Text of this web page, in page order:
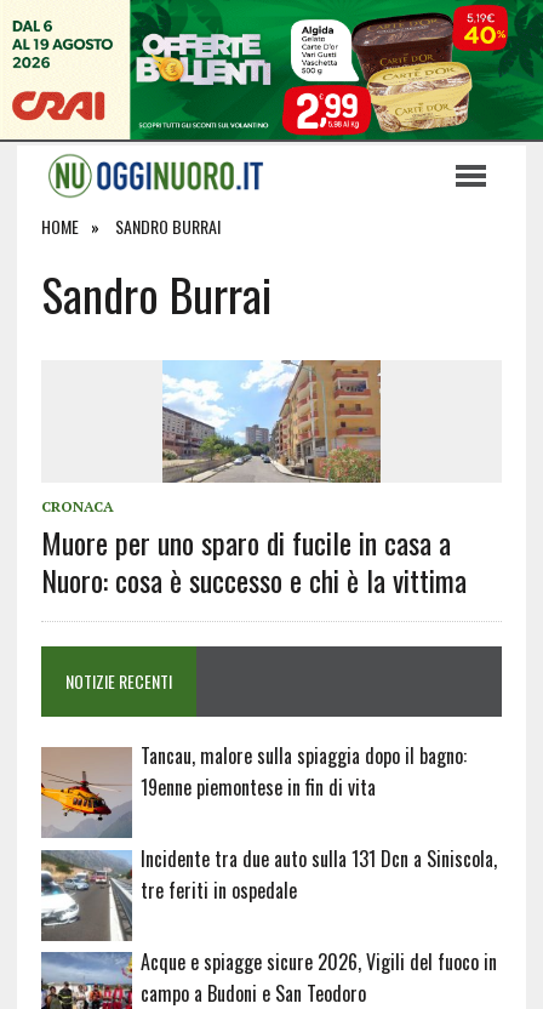
HOME SANDRO BURRAI
Sandro Burrai
CRONACA
Muore per uno sparo di fucile in casa a
Nuoro: cosa è successo e chi è la vittima
NOTIZIE RECENTI
Tancau, malore sulla spiaggia dopo il bagno:
19enne piemontese in fin di vita
Incidente tra due auto sulla 131 Dcn a Siniscola,
tre feriti in ospedale
Acque e spiagge sicure 2026, Vigili del fuoco in
campo a Budoni e San Teodoro